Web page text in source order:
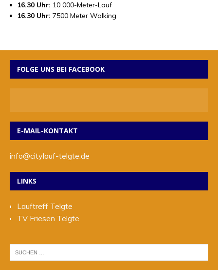
16.30 Uhr: 10 000-Meter-Lauf
16.30 Uhr: 7500 Meter Walking
FOLGE UNS BEI FACEBOOK
E-MAIL-KONTAKT
info@citylauf-telgte.de
LINKS
Lauftreff Telgte
TV Friesen Telgte